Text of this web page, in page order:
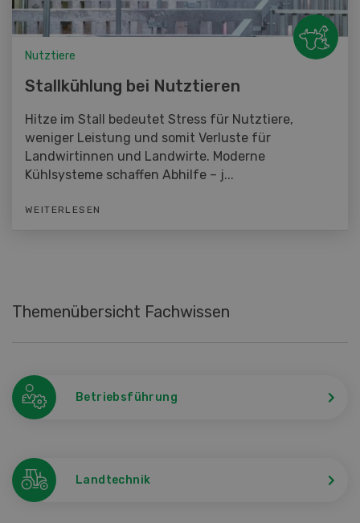
Nutztiere
Stallkühlung bei Nutztieren
Hitze im Stall bedeutet Stress für Nutztiere,
weniger Leistung und somit Verluste für
Landwirtinnen und Landwirte. Moderne
Kühlsysteme schaffen Abhilfe – j...
WEITERLESEN
Themenübersicht Fachwissen
Betriebsführung
Landtechnik